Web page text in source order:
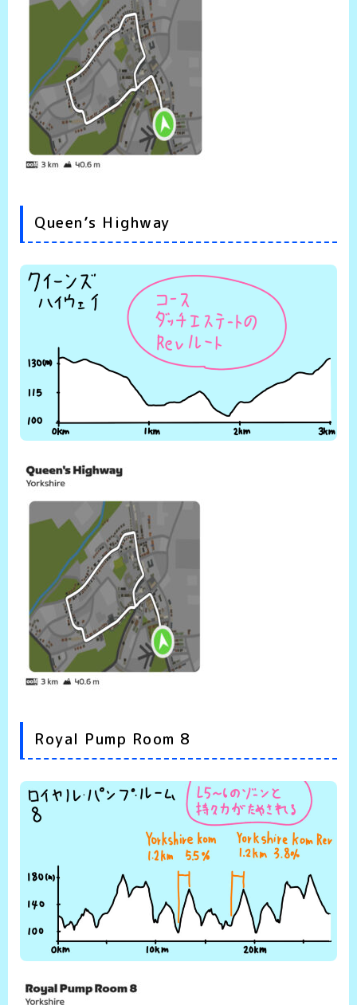
Queen’s Highway
Royal Pump Room 8